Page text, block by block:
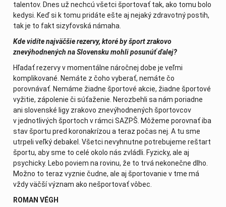
talentov. Dnes už nechcú všetci športovať tak, ako tomu bolo
kedysi. Keď si k tomu pridáte ešte aj nejaký zdravotný postih,
tak je to fakt sizyfovská námaha.
Kde vidíte najväčšie rezervy, ktoré by šport zrakovo
znevýhodnených na Slovensku mohli posunúť ďalej?
Hľadať rezervy v momentálne náročnej dobe je veľmi
komplikované. Nemáte z čoho vyberať, nemáte čo
porovnávať. Nemáme žiadne športové akcie, žiadne športové
vyžitie, zápolenie či súťaženie. Nerozbehli sa nám poriadne
ani slovenské ligy zrakovo znevýhodnených športovcov
v jednotlivých športoch v rámci SAZPŠ. Môžeme porovnať iba
stav športu pred koronakrízou a teraz počas nej. A tu sme
utrpeli veľký debakel. Všetci nevyhnutne potrebujeme reštart
športu, aby sme to celé okolo nás zvládli. Fyzicky, ale aj
psychicky. Lebo poviem na rovinu, že to trvá nekonečne dlho.
Možno to teraz vyznie čudne, ale aj športovanie v tme má
vždy väčší význam ako nešportovať vôbec.
ROMAN VÉGH